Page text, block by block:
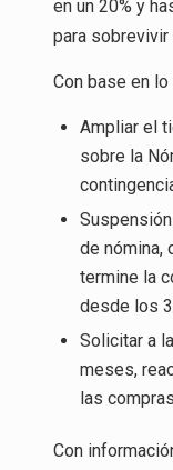
en un 20% y
para sobrevivir
Con base en
Ampliar el
sobre la
de nómina,
termine la
desde los
Solicitar a
meses,
las
Con